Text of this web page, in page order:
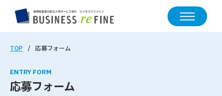
TOP 応募フォーム
ENTRY FORM
応募フォーム